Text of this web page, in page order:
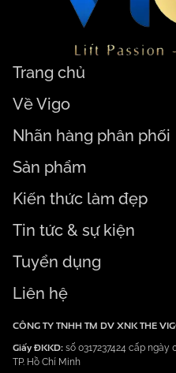
Trang chủ
Về Vigo
Nhãn hàng phân phối
Sản phẩm
Kiến thức làm đẹp
Tin tức & sự kiện
Tuyển dụng
Liên hệ
CÔNG TY TNHH TM DV XNK THE
Giấy ĐKKD: số 0317237424 cấp
TP. Hồ Chí Minh